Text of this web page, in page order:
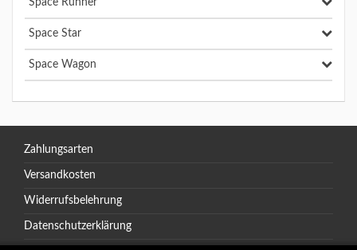
Space Runner
Space Star
Space Wagon
Zahlungsarten
Versandkosten
Widerrufsbelehrung
Datenschutzerklärung